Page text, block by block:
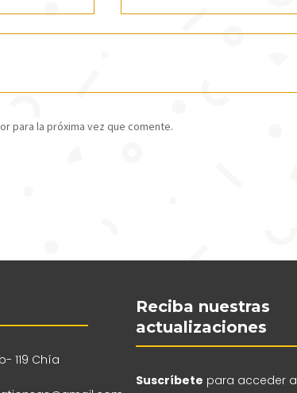
para la próxima vez que comente.
119 Chía
Reciba nuestras
actualizaciones
Suscríbete para acceder a